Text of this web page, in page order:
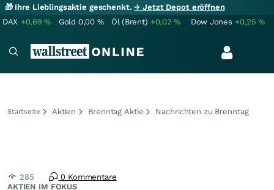
🎁 Ihre Lieblingsaktie geschenkt.→ Jetzt Depot eröffnen
DAX +0,69% Gold 0,00 % Öl (Brent) +0,02% Dow Jones +0,25%
Startseite Aktien Brenntag Aktie Nachrichten zu Brenntag
AKTIEN IM FOKUS
285 0 Kommentare